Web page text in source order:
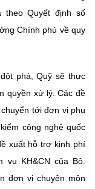
theo Quyết định số
Chính phủ về quy
phá, Quỹ sẽ thực
quyền xử lý. Các đề
tới đơn vị phụ
công nghệ quốc
xuất hỗ trợ kinh phí
vụ KH&CN của Bộ.
đơn vị chuyên môn